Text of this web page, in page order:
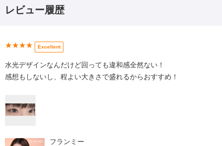
レビュー履歴
★★★★ Excellent
水光デザインなんだけど回っても違和感全然ない！
感想もしないし、程よい大きさで盛れるからおすすめ！
フランミー